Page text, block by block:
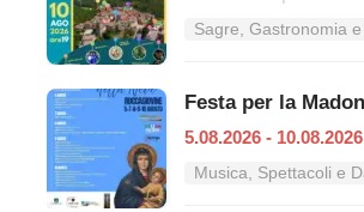
5.08.2026 - 10.08.2026